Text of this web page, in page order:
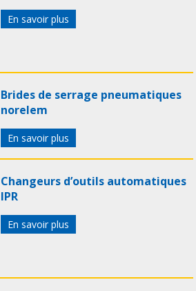
En savoir plus
Brides de serrage pneumatiques
norelem
En savoir plus
Changeurs d’outils automatiques
IPR
En savoir plus